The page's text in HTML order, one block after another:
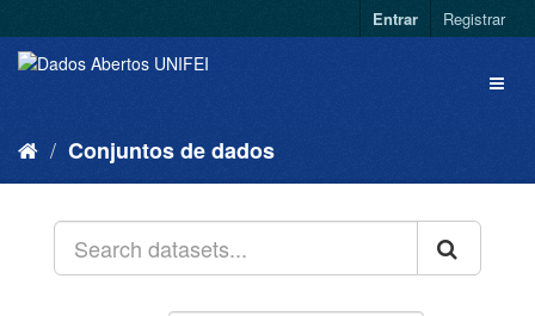
Entrar Registrar
Conjuntos de dados